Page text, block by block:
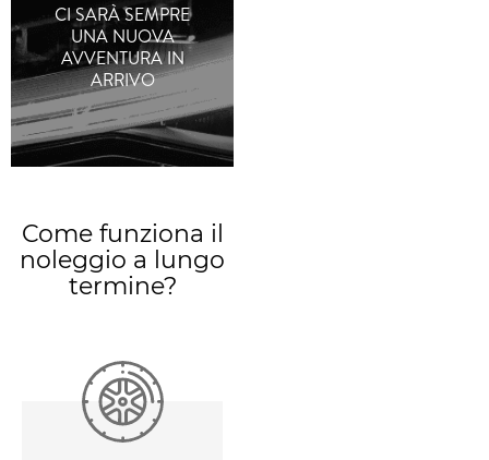
CI SARÀ SEMPRE
UNA NUOVA
AVVENTURA IN
ARRIVO
Come funziona il
noleggio a lungo
termine?